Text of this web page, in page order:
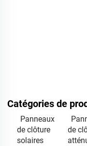
Catégories de
Pan­neaux
de clôture
solaires
de